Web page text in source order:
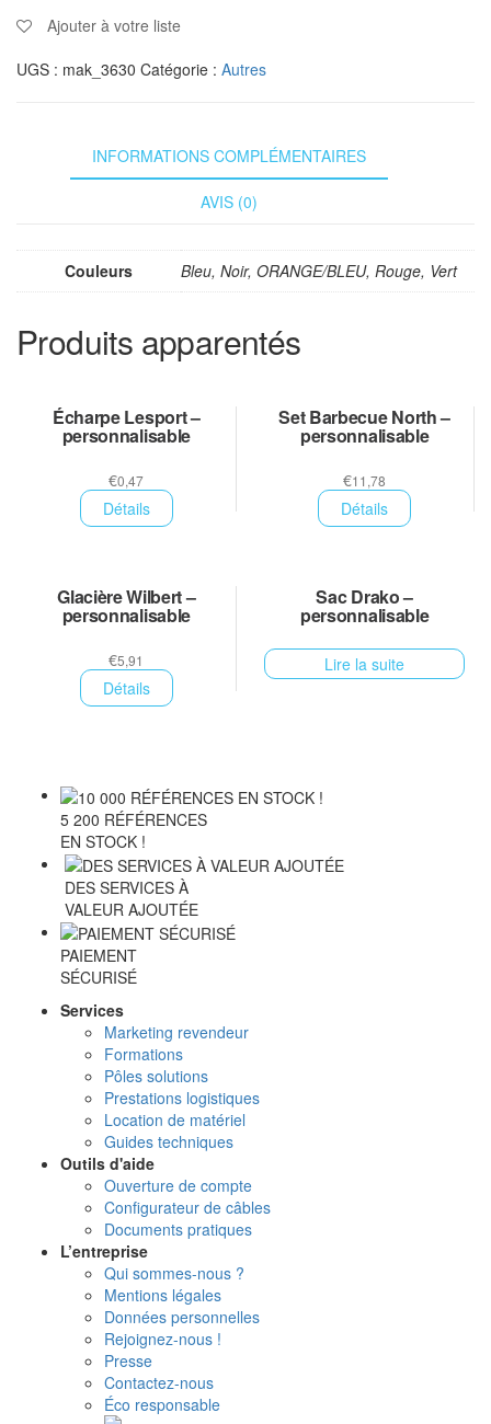
Ajouter à votre liste
UGS : mak_3630 Catégorie : Autres
INFORMATIONS COMPLÉMENTAIRES
AVIS (0)
Couleurs Bleu, Noir, ORANGE/BLEU, Rouge, Vert
Produits apparentés
Écharpe Lesport –
personnalisable
€0,47
Détails
Set Barbecue North –
personnalisable
€11,78
Détails
Glacière Wilbert –
personnalisable
€5,91
Détails
Sac Drako –
personnalisable
Lire la suite
5 200 RÉFÉRENCES
EN STOCK !
DES SERVICES À
VALEUR AJOUTÉE
PAIEMENT
SÉCURISÉ
Services
Marketing revendeur
Formations
Pôles solutions
Prestations logistiques
Location de matériel
Guides techniques
Outils d'aide
Ouverture de compte
Configurateur de câbles
Documents pratiques
L’entreprise
Qui sommes-nous ?
Mentions légales
Données personnelles
Rejoignez-nous !
Presse
Contactez-nous
Éco responsable